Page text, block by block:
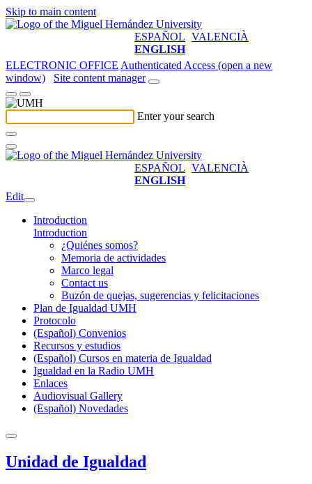
Skip to main content
ESPAÑOL VALENCIÀ
ENGLISH
ELECTRONIC OFFICE Authenticated Access (open a new
window)
Site content manager
Enter your search
ESPAÑOL VALENCIÀ
ENGLISH
Edit
Introduction
Introduction
¿Quiénes somos?
Memoria de actividades
Marco legal
Contact us
Buzón de quejas, sugerencias y felicitaciones
Plan de Igualdad UMH
Protocolo
(Español) Convenios
Recursos y estudios
(Español) Cursos en materia de Igualdad
Igualdad en la Radio UMH
Enlaces
Audiovisual Gallery
(Español) Novedades
Unidad de Igualdad